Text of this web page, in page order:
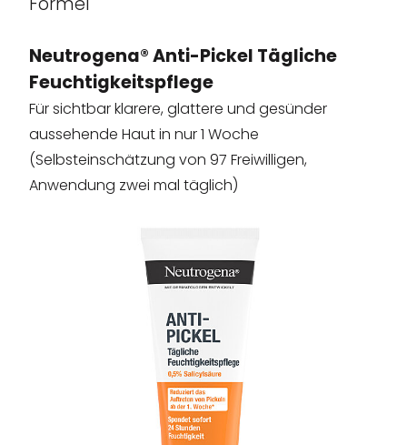
Neutrogena® Anti-Pickel Tägliche
Feuchtigkeitspflege
Für sichtbar klarere, glattere und gesünder
aussehende Haut in nur 1 Woche
(Selbsteinschätzung von 97 Freiwilligen,
Anwendung zwei mal täglich)